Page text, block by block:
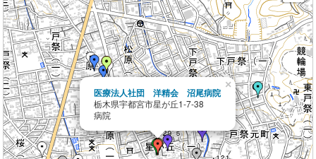
医療法人社団 洋精会 沼尾病院
栃木県宇都宮市星が丘1-7-38
病院
×